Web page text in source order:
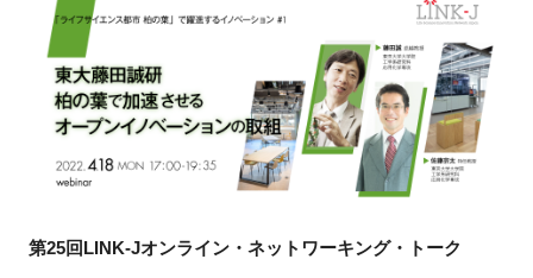
プログラム
インタビュー・コラム
ニュース・掲示板
特別会員
第25回LINK-Jオンライン・ネットワーキング・トーク